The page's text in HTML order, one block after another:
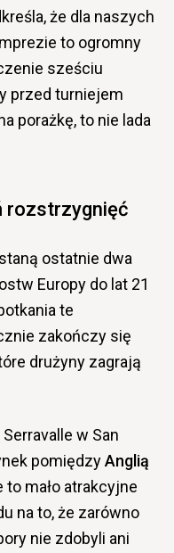
że dla naszych
to ogromny
sześciu
przed turniejem
porażkę, to nie lada
rozstrzygnięć
ostatnie dwa
Europy do lat 21
te
zakończy się
drużyny zagrają
w San
pomiędzyAnglią
to mało atrakcyjne
na to, że zarówno
nie zdobyli ani